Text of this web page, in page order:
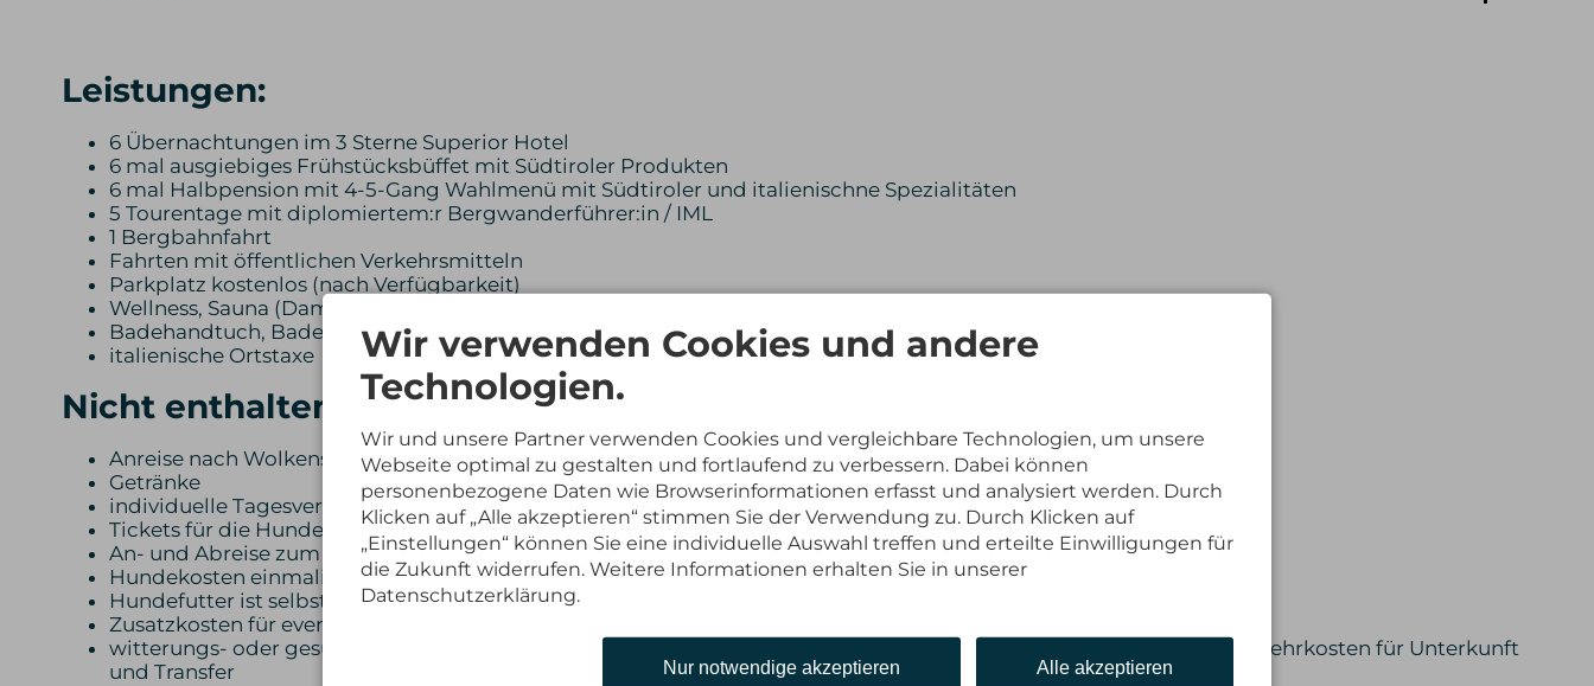
Hotel
Frühstück, Abendessen
Leistungen:
6 Übernachtungen im 3 Sterne Superior Hotel
6 mal ausgiebiges Frühstücksbüffet mit Südtiroler Produkten
6 mal Halbpension mit 4-5-Gang Wahlmenü mit Südtiroler und italienischne Spezialitäten
5 Tourentage mit diplomiertem:r Bergwanderführer:in / IML
1 Bergbahnfahrt
Fahrten mit öffentlichen Verkehrsmitteln
Parkplatz kostenlos (nach Verfügbarkeit)
Wellness, Sauna (Dampfsauna, Finnische, Kräutersauna)
Badehandtuch, Bademantel und Badepantoffeln für den Wellnessbereich
italienische Ortstaxe
Nicht enthaltene Leistungen:
Anreise nach Wolkenstein
Getränke
individuelle Tagesverpflegung
Tickets für die Hunde in öffentlichen Verkehrsmitteln
An- und Abreise zum Standort
Hundekosten einmalig 150,00 Euro (der Hund ist separat im Warenkorb hinzuzufügen)
Hundefutter ist selbst mitzubringen
Zusatzkosten für eventuell notwendige, nicht standardmäßig geplante Transfers (z.B. Bergbahnfahrten)
witterungs- oder gesundheitsbedingte Änderungen des Tourenablaufs und daraus möglicherweise resultierende Mehrkosten für Unterkunft
und Transfer
Wir verwenden Cookies und andere
Technologien.
Wir und unsere Partner verwenden Cookies und vergleichbare Technologien, um unsere
Webseite optimal zu gestalten und fortlaufend zu verbessern. Dabei können
personenbezogene Daten wie Browserinformationen erfasst und analysiert werden. Durch
Klicken auf „Alle akzeptieren“ stimmen Sie der Verwendung zu. Durch Klicken auf
„Einstellungen“ können Sie eine individuelle Auswahl treffen und erteilte Einwilligungen für
die Zukunft widerrufen. Weitere Informationen erhalten Sie in unserer
Datenschutzerklärung.
Alle akzeptieren
Nur notwendige akzeptieren